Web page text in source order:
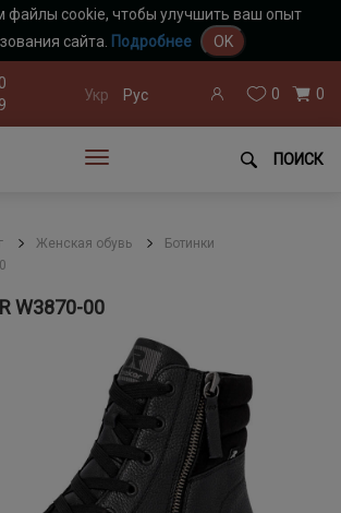
файлы cookie, чтобы улучшить ваш опыт
сайта. Подробнее OK
Укр Рус 0 0
ПОИСК
Женская обувь
Ботинки
W3870-00